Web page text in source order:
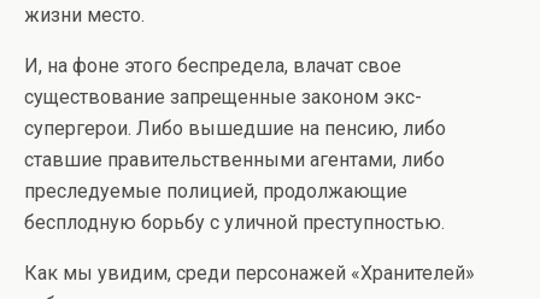
жизни место.
И, на фоне этого беспредела, влачат свое
существование запрещенные законом экс-
супергерои. Либо вышедшие на пенсию, либо
ставшие правительственными агентами, либо
преследуемые полицией, продолжающие
бесплодную борьбу с уличной преступностью.
Как мы увидим, среди персонажей «Хранителей»